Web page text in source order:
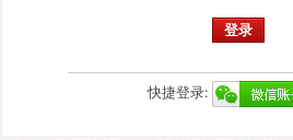
登录
快捷登录: